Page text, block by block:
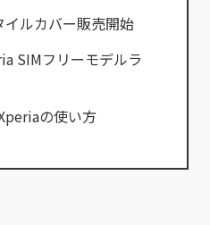
ルカバー販売開始
SIMフリーモデルラ
の使い方